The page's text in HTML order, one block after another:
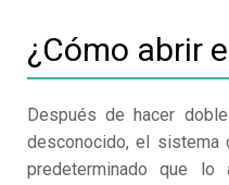
¿Cómo abrir
Después de hacer
desconocido, el sistema
predeterminado que